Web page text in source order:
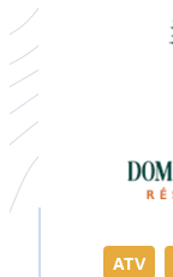
l’Aube
du
Lac
ATV